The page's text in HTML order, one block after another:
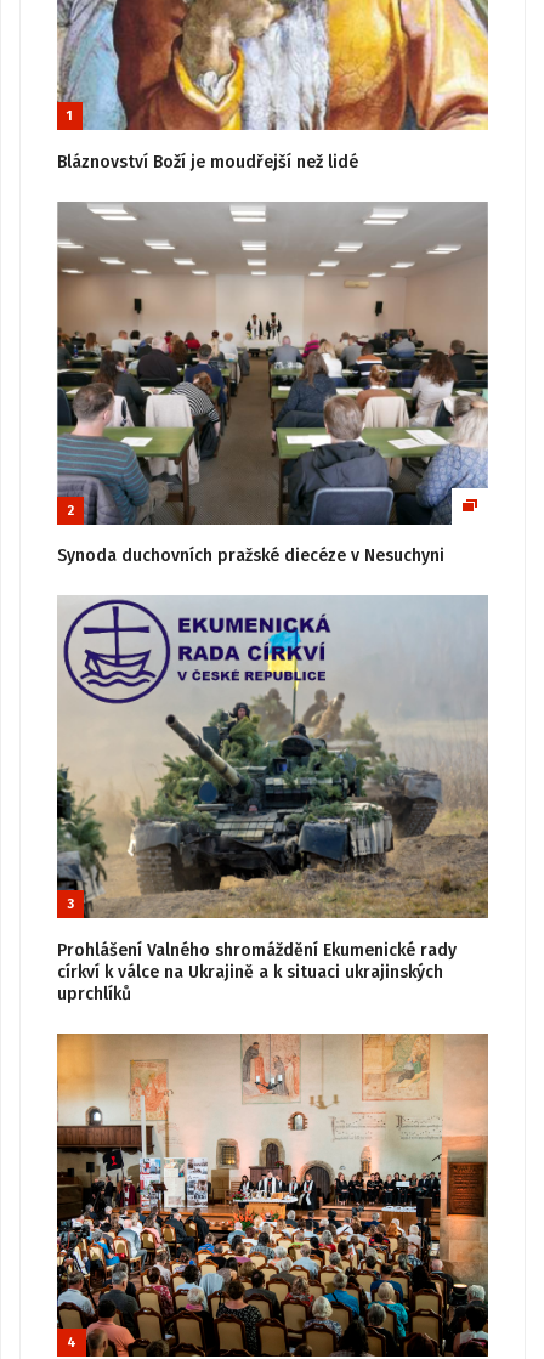
1
Bláznovství Boží je moudřejší než lidé
2
Synoda duchovních pražské diecéze v Nesuchyni
3
Prohlášení Valného shromáždění Ekumenické rady
církví k válce na Ukrajině a k situaci ukrajinských
uprchlíků
4